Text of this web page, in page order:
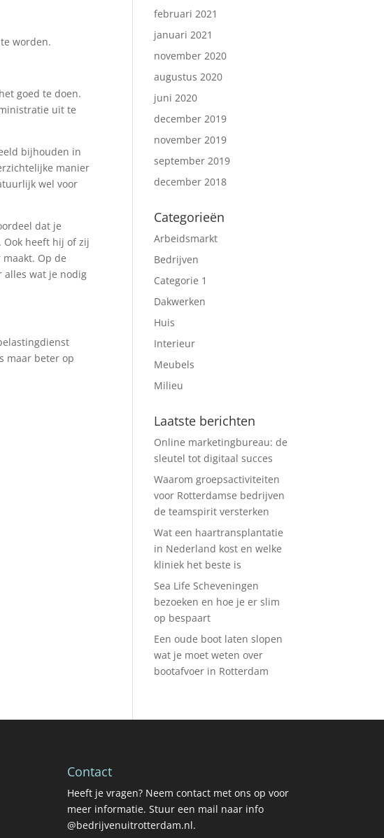
worden.
goed te doen.
uit te
bijhouden in
manier
wel voor
dat je
Ook heeft hij of zij
Op de
alles wat je nodig
maar beter op
februari 2021
januari 2021
november 2020
augustus 2020
juni 2020
december 2019
november 2019
september 2019
december 2018
Categorieën
Arbeidsmarkt
Bedrijven
Categorie 1
Dakwerken
Huis
Interieur
Meubels
Milieu
Laatste berichten
Online marketingbureau: de
sleutel tot digitaal succes
Waarom groepsactiviteiten
voor Rotterdamse bedrijven
de teamspirit versterken
Wat een haartransplantatie
in Nederland kost en welke
kliniek het beste is
Sea Life Scheveningen
bezoeken en hoe je er slim
op bespaart
Een oude boot laten slopen
wat je moet weten over
bootafvoer in Rotterdam
Contact
Heeft je vragen? Neem contact met ons op voor
meer informatie. Stuur een mail naar info
@bedrijvenuitrotterdam.nl.